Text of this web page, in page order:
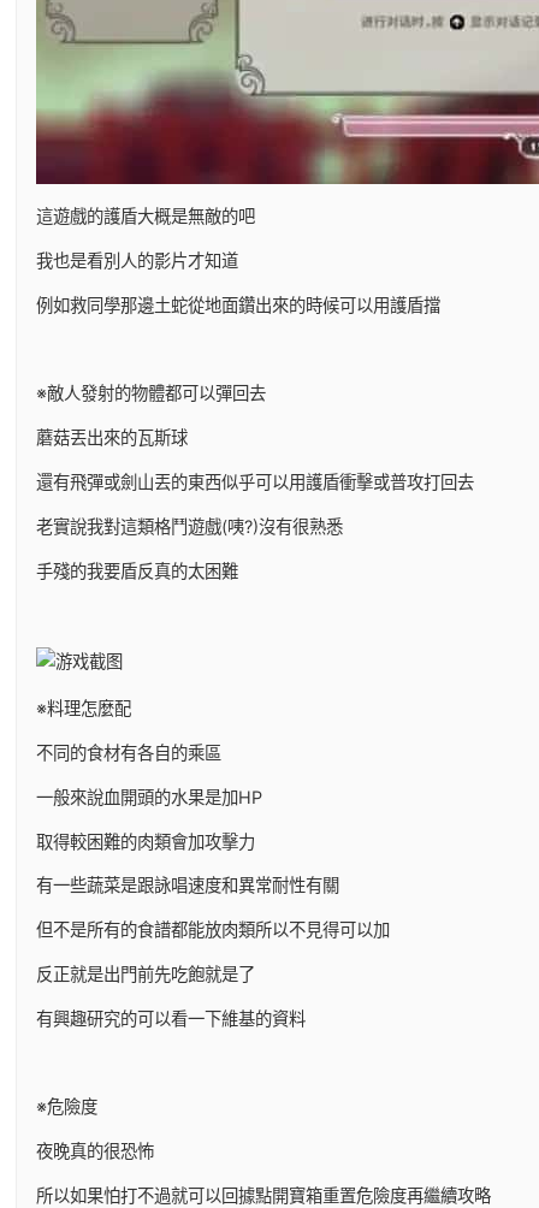
這遊戲的護盾大概是無敵的吧
我也是看別人的影片才知道
例如救同學那邊土蛇從地面鑽出來的時候可以用護盾擋
※敵人發射的物體都可以彈回去
蘑菇丟出來的瓦斯球
還有飛彈或劍山丟的東西似乎可以用護盾衝擊或普攻打回去
老實說我對這類格鬥遊戲(咦?)沒有很熟悉
手殘的我要盾反真的太困難
※料理怎麼配
不同的食材有各自的乘區
一般來說血開頭的水果是加HP
取得較困難的肉類會加攻擊力
有一些蔬菜是跟詠唱速度和異常耐性有關
但不是所有的食譜都能放肉類所以不見得可以加
反正就是出門前先吃飽就是了
有興趣研究的可以看一下維基的資料
※危險度
夜晚真的很恐怖
所以如果怕打不過就可以回據點開寶箱重置危險度再繼續攻略